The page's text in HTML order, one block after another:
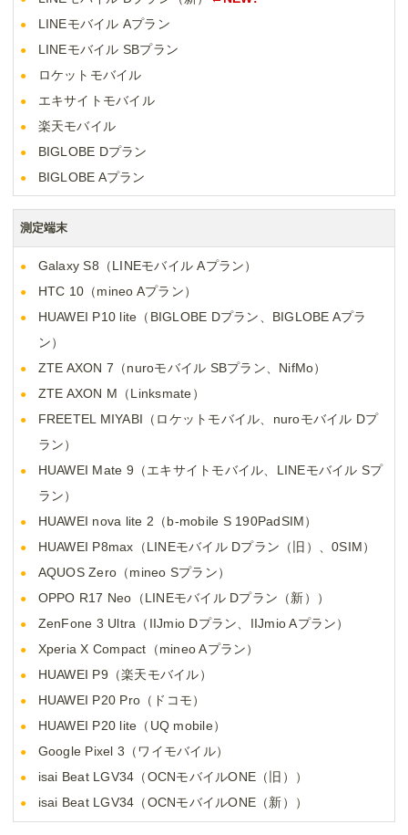
LINEモバイル Aプラン
LINEモバイル SBプラン
ロケットモバイル
エキサイトモバイル
楽天モバイル
BIGLOBE Dプラン
BIGLOBE Aプラン
測定端末
Galaxy S8（LINEモバイル Aプラン）
HTC 10（mineo Aプラン）
HUAWEI P10 lite（BIGLOBE Dプラン、BIGLOBE Aプラ
ン）
ZTE AXON 7（nuroモバイル SBプラン、NifMo）
ZTE AXON M（Linksmate）
FREETEL MIYABI（ロケットモバイル、nuroモバイル Dプ
ラン）
HUAWEI Mate 9（エキサイトモバイル、LINEモバイル Sプ
ラン）
HUAWEI nova lite 2（b-mobile S 190PadSIM）
HUAWEI P8max（LINEモバイル Dプラン（旧）、0SIM）
AQUOS Zero（mineo Sプラン）
OPPO R17 Neo（LINEモバイル Dプラン（新））
ZenFone 3 Ultra（IIJmio Dプラン、IIJmio Aプラン）
Xperia X Compact（mineo Aプラン）
HUAWEI P9（楽天モバイル）
HUAWEI P20 Pro（ドコモ）
HUAWEI P20 lite（UQ mobile）
Google Pixel 3（ワイモバイル）
isai Beat LGV34（OCNモバイルONE（旧））
isai Beat LGV34（OCNモバイルONE（新））